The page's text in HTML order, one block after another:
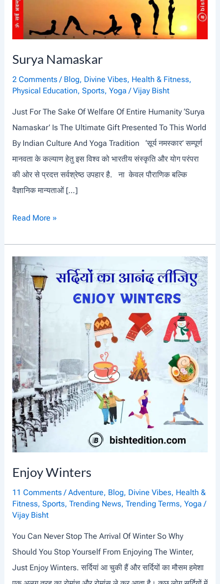
Surya Namaskar
2 Comments / Blog, Divine Vibes, Health & Fitness,
Physical Education, Sports, Yoga /Vijay Bisht
Just For The Sake Of Welfare Of Entire Humanity ‘Surya
Namaskar’ Is The Ultimate Gift Presented To This World
By Indian Culture And Yoga Tradition ‘सूर्य नमस्कार’ सम्पूर्ण
मानवता के कल्याण हेतु इस विश्व को भारतीय संस्कृति और योग परंपरा
की ओर से प्रदत्त सर्वश्रेष्ठ उपहार है. ना केवल पौराणिक बल्कि
वैज्ञानिक मान्यताओं […]
S
Y
A
N
A
M
A
S
K
A
R
Read More »
Enjoy Winters
11 Comments /Adventure, Blog, Divine Vibes, Health &
Fitness, Sports, Trending News, Trending Terms, Yoga /
Vijay Bisht
You Can Never Stop The Arrival Of Winter So Why
Should You Stop Yourself From Enjoying The Winter,
Just Enjoy Winters. सर्दियां आ चुकी हैं और सर्दियों का मौसम हमेशा